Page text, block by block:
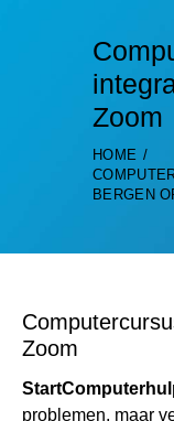
Zoom
HOME
BERGEN
Zoom
problemen, maar